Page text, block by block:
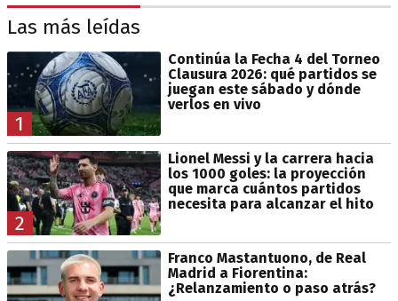
Las más leídas
1
Continúa la Fecha 4 del Torneo
Clausura 2026: qué partidos se
juegan este sábado y dónde
verlos en vivo
2
Lionel Messi y la carrera hacia
los 1000 goles: la proyección
que marca cuántos partidos
necesita para alcanzar el hito
Franco Mastantuono, de Real
Madrid a Fiorentina:
¿Relanzamiento o paso atrás?